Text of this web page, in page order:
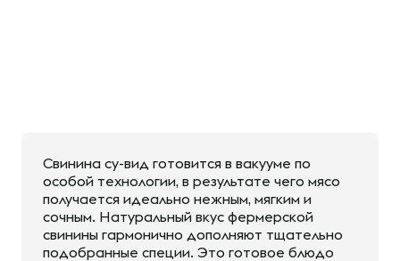
Свинина су-вид готовится в вакууме по
особой технологии, в результате чего мясо
получается идеально нежным, мягким и
сочным. Натуральный вкус фермерской
свинины гармонично дополняют тщательно
подобранные специи. Это готовое блюдо